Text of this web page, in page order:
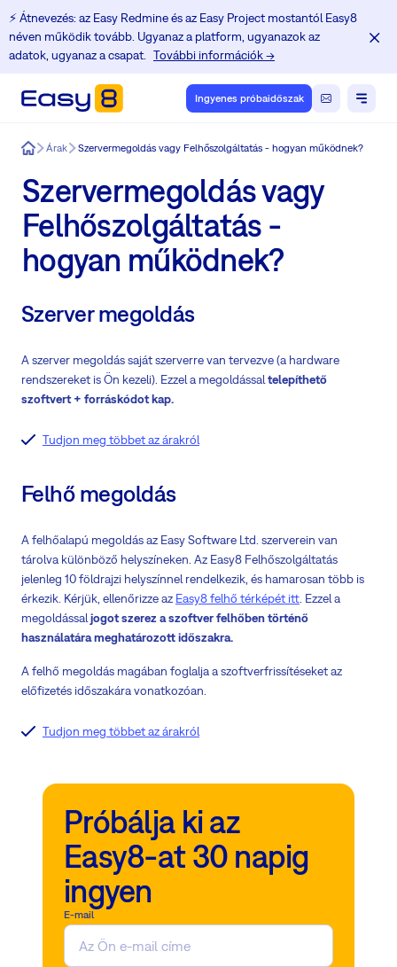
⚡️ Átnevezés: az Easy Redmine és az Easy Project mostantól Easy8
néven működik tovább. Ugyanaz a platform, ugyanazok az
adatok, ugyanaz a csapat.
További információk →
Ingyenes próbaidőszak
Easy8Árak Szervermegoldás vagy Felhőszolgáltatás - hogyan működnek?
Szervermegoldás vagy
Felhőszolgáltatás -
hogyan működnek?
Szerver megoldás
A szerver megoldás saját szerverre van tervezve (a hardware
rendszereket is Ön kezeli). Ezzel a megoldássaltelepíthető
szoftvert + forráskódot kap.
Tudjon meg többet az árakról
Felhő megoldás
A felhőalapú megoldás az Easy Software Ltd. szerverein van
tárolva különböző helyszíneken. Az Easy8 Felhőszolgáltatás
jelenleg 10 földrajzi helyszínnel rendelkezik, és hamarosan több is
érkezik. Kérjük, ellenőrizze az Easy8 felhő térképét itt . Ezzel a
megoldássaljogot szerez a szoftver felhőben történő
használatára meghatározott időszakra.
A felhő megoldás magában foglalja a szoftverfrissítéseket az
előfizetés időszakára vonatkozóan.
Tudjon meg többet az árakról
Próbálja ki az
Easy8-at 30 napig
ingyen
E-mail